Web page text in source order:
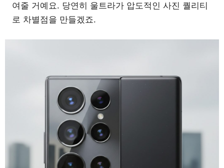
여줄 거예요. 당연히 울트라가 압도적인 사진 퀄리티
로 차별점을 만들겠죠.